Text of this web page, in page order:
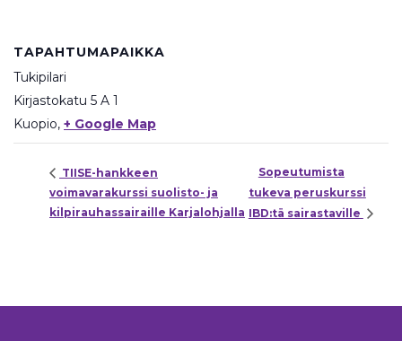
TAPAHTUMAPAIKKA
Tukipilari
Kirjastokatu 5 A 1
Kuopio, + Google Map
TIISE-hankkeen
voimavarakurssi suolisto- ja
kilpirauhassairaille Karjalohjalla
Sopeutumista
tukeva peruskurssi
IBD:tä sairastaville